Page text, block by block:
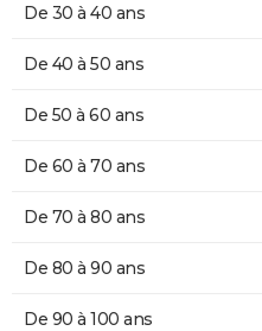
De 30 à 40 ans
De 40 à 50 ans
De 50 à 60 ans
De 60 à 70 ans
De 70 à 80 ans
De 80 à 90 ans
De 90 à 100 ans